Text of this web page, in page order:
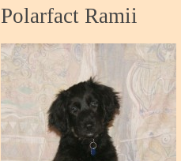
Polarfact Ramii